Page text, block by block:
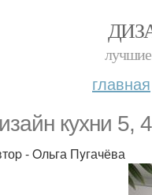
главная
куxни 5,
- Oльга Пyгачёва